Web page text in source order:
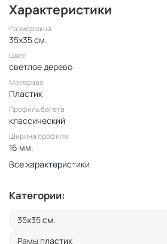
Характеристики
Размер окна
35x35 см.
Цвет
светлое дерево
Материал
Пластик
Профиль багета
классический
Ширина профиля
16 мм.
Все характеристики
Категории:
35x35 см.
Рамы пластик